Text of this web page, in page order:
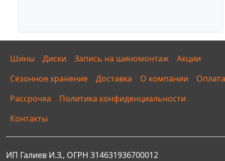
Шины Диски Запись на шиномонтаж
Акции
Сезонное хранение
Доставка О компании
Оплата
Рассрочка
Политика конфиденциальности
Контакты
ИП Галиев И.З., ОГРН 314631936700012